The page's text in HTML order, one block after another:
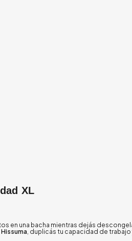
XL
en una bacha mientras dejás
, duplicás tu capacidad de trabajo